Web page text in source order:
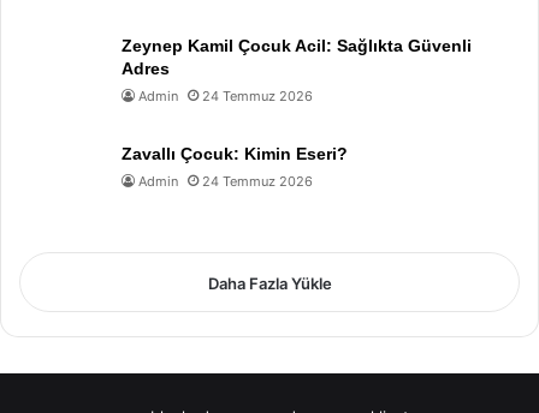
Zeynep Kamil Çocuk Acil: Sağlıkta Güvenli
Adres
Admin 24 Temmuz 2026
Zavallı Çocuk: Kimin Eseri?
Admin 24 Temmuz 2026
Daha Fazla Yükle